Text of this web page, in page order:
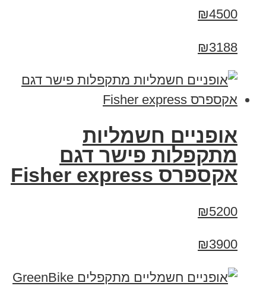
₪4500
₪3188
אופניים חשמליות
מתקפלות פישר דגם
אקספרס Fisher express
₪5200
₪3900